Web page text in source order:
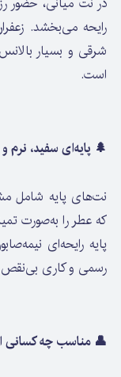
رایحه می‌بخشد.
شرقی و بسیار
است.
🌲 پایه‌ای سفید، نرم و
نت‌های پایه شامل
که عطر را به‌صورت
پایه رایحه‌ای
رسمی و کاری
👤 مناسب چه کسانی